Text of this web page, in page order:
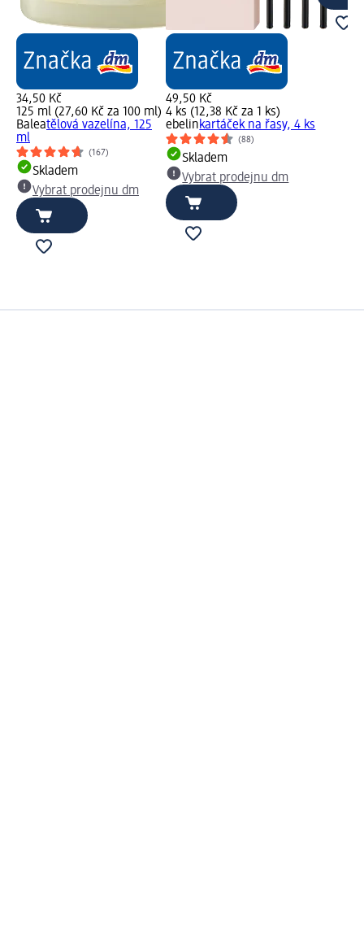
34,50 Kč
125 ml (27,60 Kč za 100 ml)
Baleatělová vazelína, 125
ml
(167)
Skladem
Vybrat prodejnu dm
49,50 Kč
4 ks (12,38 Kč za 1 ks)
ebelinkartáček na řasy, 4 ks
(88)
Skladem
Vybrat prodejnu dm